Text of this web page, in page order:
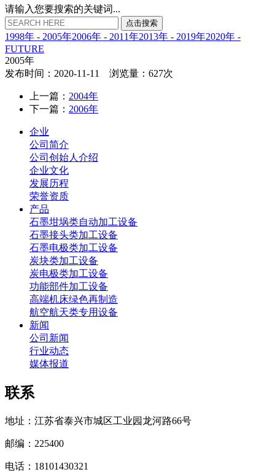
请输入您要搜索的关键词...
点击搜索
1998年 - 2005年2006年 - 2011年2013年 - 2019年2020年 -
FUTURE
2005年
发布时间：2020-11-11 浏览量：627次
上一篇： 2004年
下一篇： 2006年
企业
公司简介
公司创始人介绍
企业文化
发展历程
荣誉资质
产品
石墨坩埚类自动加工设备
石墨接头类加工设备
石墨电极类加工设备
炭块类加工设备
炭电极类加工设备
功能部件加工设备
高端机床绿色再制造
航空航天类专用设备
新闻
公司新闻
行业动态
媒体报道
联系
地址：江苏省泰兴市城区工业园龙河路66号
邮编：225400
电话：18101430321